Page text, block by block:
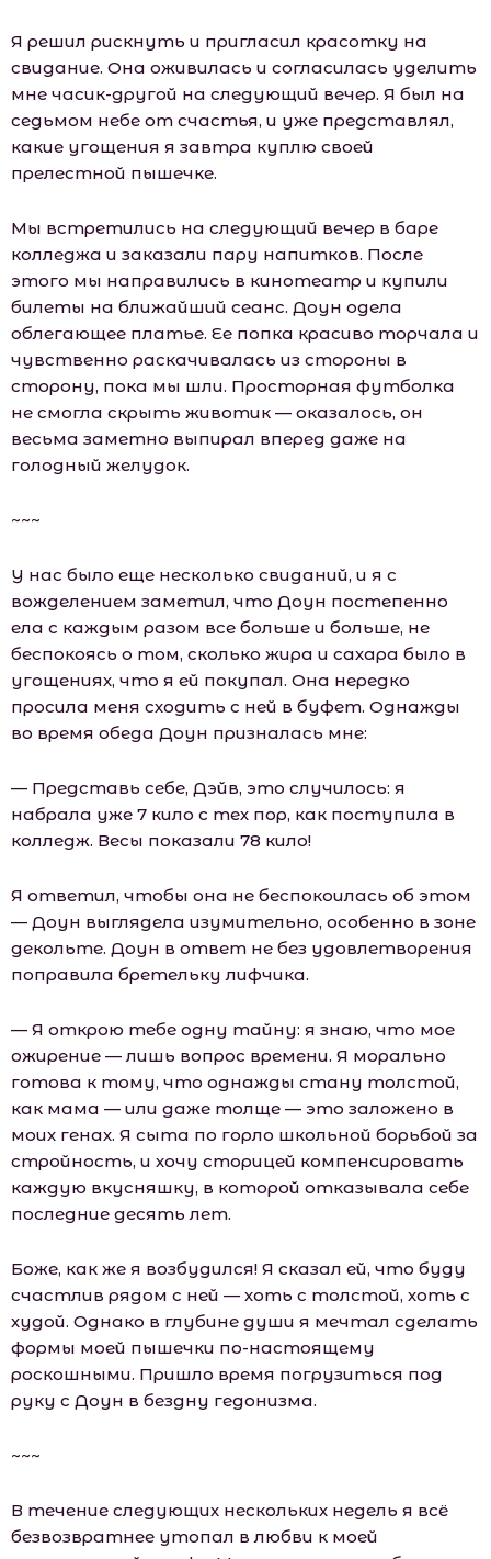
Я решил рискнуть и пригласил красотку на
свидание. Она оживилась и согласилась уделить
мне часик-другой на следующий вечер. Я был на
седьмом небе от счастья, и уже представлял,
какие угощения я завтра куплю своей
прелестной пышечке.
Мы встретились на следующий вечер в баре
колледжа и заказали пару напитков. После
этого мы направились в кинотеатр и купили
билеты на ближайший сеанс. Доун одела
облегающее платье. Ее попка красиво торчала и
чувственно раскачивалась из стороны в
сторону, пока мы шли. Просторная футболка
не смогла скрыть животик — оказалось, он
весьма заметно выпирал вперед даже на
голодный желудок.
~~~
У нас было еще несколько свиданий, и я с
вожделением заметил, что Доун постепенно
ела с каждым разом все больше и больше, не
беспокоясь о том, сколько жира и сахара было в
угощениях, что я ей покупал. Она нередко
просила меня сходить с ней в буфет. Однажды
во время обеда Доун призналась мне:
— Представь себе, Дэйв, это случилось: я
набрала уже 7 кило с тех пор, как поступила в
колледж. Весы показали 78 кило!
Я ответил, чтобы она не беспокоилась об этом
— Доун выглядела изумительно, особенно в зоне
декольте. Доун в ответ не без удовлетворения
поправила бретельку лифчика.
— Я открою тебе одну тайну: я знаю, что мое
ожирение — лишь вопрос времени. Я морально
готова к тому, что однажды стану толстой,
как мама — или даже толще — это заложено в
моих генах. Я сыта по горло школьной борьбой за
стройность, и хочу сторицей компенсировать
каждую вкусняшку, в которой отказывала себе
последние десять лет.
Боже, как же я возбудился! Я сказал ей, что буду
счастлив рядом с ней — хоть с толстой, хоть с
худой. Однако в глубине души я мечтал сделать
формы моей пышечки по-настоящему
роскошными. Пришло время погрузиться под
руку с Доун в бездну гедонизма.
~~~
В течение следующих нескольких недель я всё
безвозвратнее утопал в любви к моей